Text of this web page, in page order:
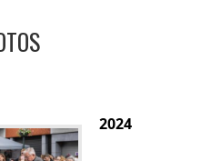
2024